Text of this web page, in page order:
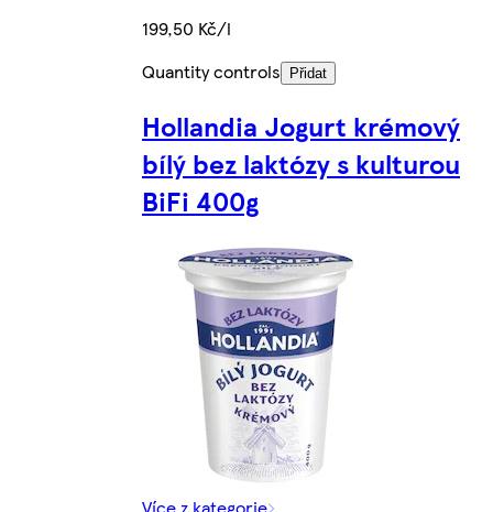
199,50 Kč/l
Quantity controls
Přidat
Hollandia Jogurt krémový
bílý bez laktózy s kulturou
BiFi 400g